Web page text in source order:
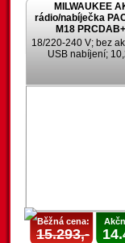
MILWAUKEE
rádio/nabíječka
M18
18/220-240 V; bez
USB nabíjení;
Běžná cena:
15.293,-